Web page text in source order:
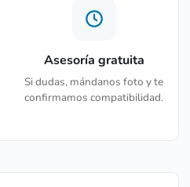
Asesoría gratuita
Si dudas, mándanos foto y te
confirmamos compatibilidad.